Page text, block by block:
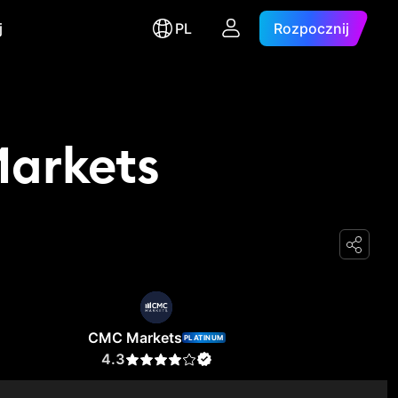
PL Rozpocznij
CMC Markets PLATINUM
4.3